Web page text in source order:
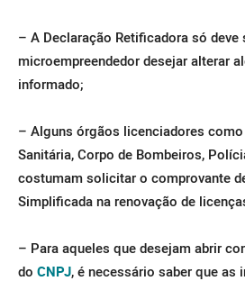
– A Declaração Retificadora só deve
microempreendedor desejar alterar
informado;
– Alguns órgãos licenciadores
Sanitária, Corpo de Bombeiros,
costumam solicitar o comprovante
Simplificada na renovação de
– Para aqueles que desejam abrir
do CNPJ, é necessário saber que